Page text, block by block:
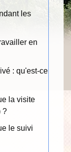
les
en
: qu'est-ce
la visite
?
le suivi